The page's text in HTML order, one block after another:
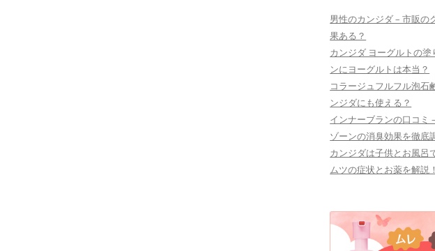
男性のカンジダ – 市販の
果ある？
カンジダ ヨーグルトの塗
ンにヨーグルトは本当？
コラージュフルフル泡石
ンジダにも使える？
インナーブランの口コミ
ゾーンの消臭効果を徹底
カンジダは子供とお風呂
ムツの症状とお薬を解説！